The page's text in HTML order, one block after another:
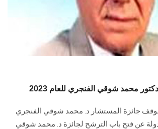
محمد شوقي الفنجري للعام 2023
لوقف جائزة المستشار د. محمد شوقي الفنجري
عن فتح باب الترشح لجائزة د. محمد شوقي